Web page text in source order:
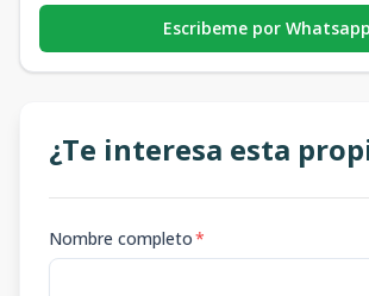
Escribeme por Whatsapp
¿Te interesa esta
Nombre completo*